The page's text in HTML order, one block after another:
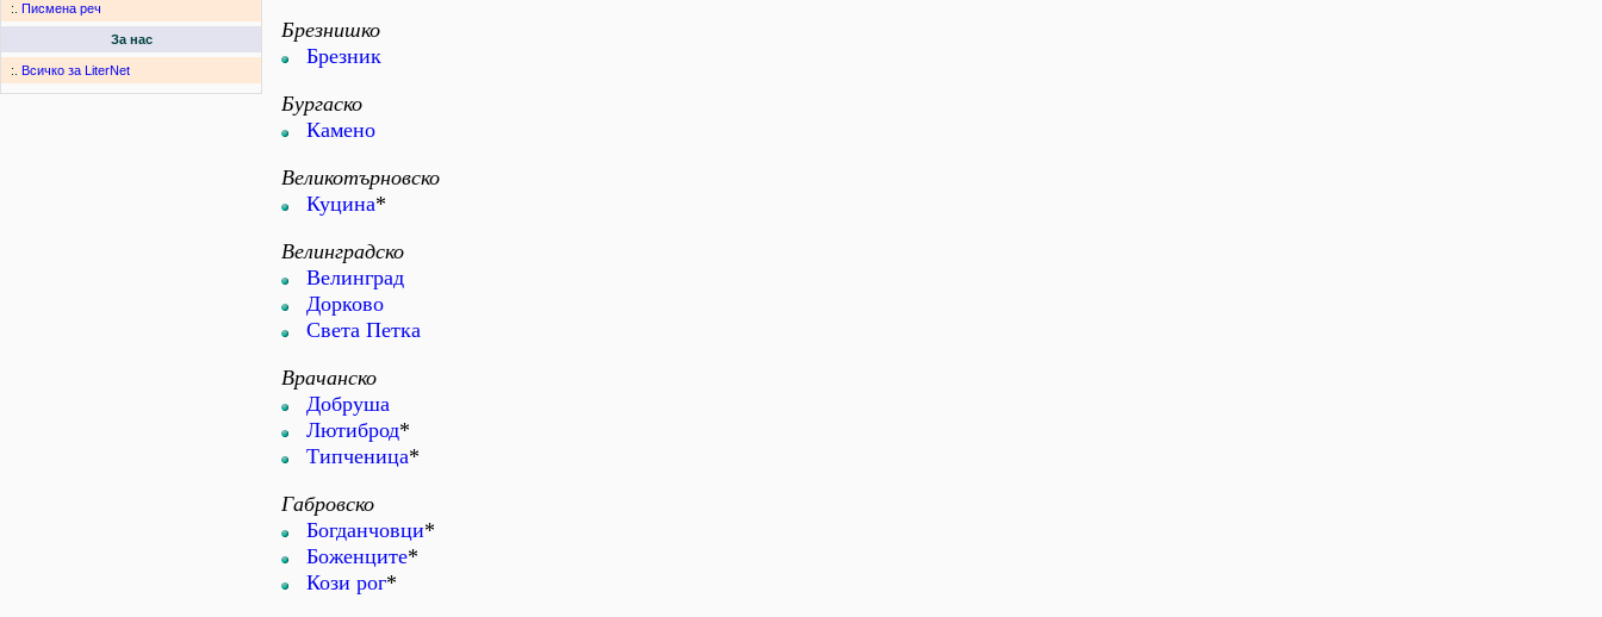
:. Писмена реч
За нас
:. Всичко за LiterNet
Брезнишко
Брезник
Бургаско
Камено
Великотърновско
Куцина*
Велинградско
Велинград
Дорково
Света Петка
Врачанско
Добруша
Лютиброд*
Типченица*
Габровско
Богданчовци*
Боженците*
Кози рог*